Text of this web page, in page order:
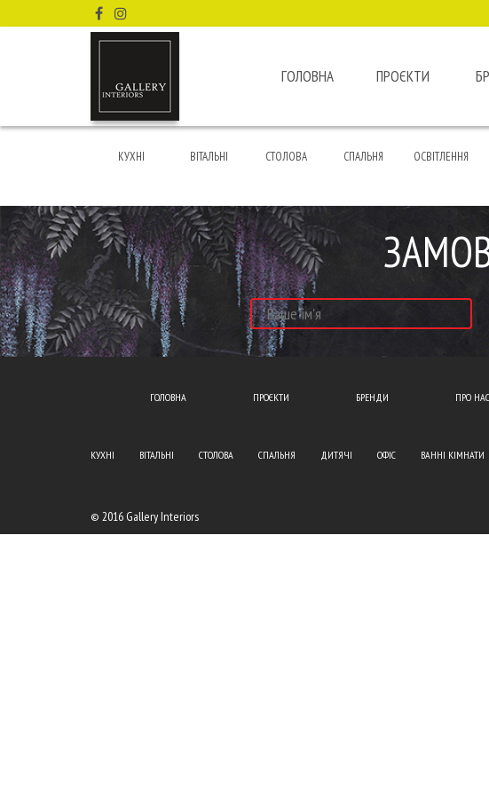
ГОЛОВНА ПРОЄКТИ
КУХНІ ВІТАЛЬНІ СТОЛОВА СПАЛЬНЯ ОСВІТЛЕННЯ
ГОЛОВНА ПРОЄКТИ БРЕНДИ ПРО НАС
КУХНІ ВІТАЛЬНІ СТОЛОВА СПАЛЬНЯ ДИТЯЧІ ОФІС ВАННІ КІМНАТИ
© 2016 Gallery Interiors